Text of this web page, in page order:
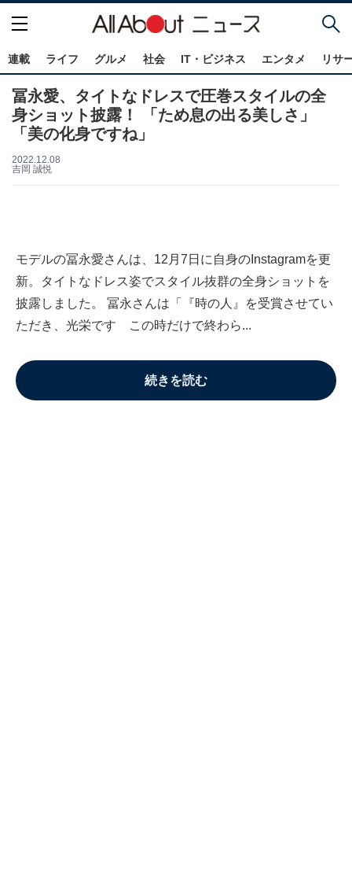
連載 ライフ グルメ 社会 IT・ビジネス エンタメ リサ
冨永愛、タイトなドレスで圧巻スタイルの全
身ショット披露！ 「ため息の出る美しさ」
「美の化身ですね」
2022.12.08
吉岡 誠悦
モデルの冨永愛さんは、12月7日に自身のInstagramを更
新。タイトなドレス姿でスタイル抜群の全身ショットを
披露しました。 冨永さんは「『時の人』を受賞させてい
ただき、光栄です この時だけで終わら...
続きを読む